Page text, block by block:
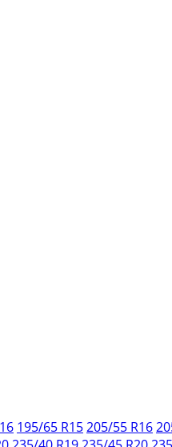
195/65 R15205/55 R16